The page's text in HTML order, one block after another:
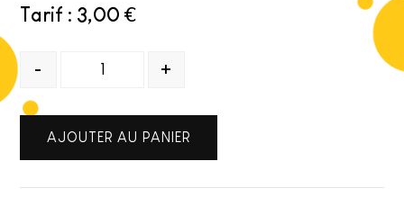
3,00€
- +
AJOUTER AU PANIER